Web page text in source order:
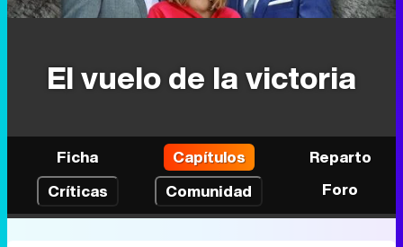
El vuelo de la victoria
Ficha Capítulos
Reparto
Críticas
Comunidad Foro